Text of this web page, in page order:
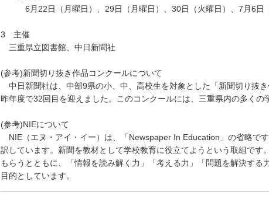
6月22日（月曜日）、29日（月曜日）、30日（火曜日）、7月6日（
3 主催
三重県立図書館、中日新聞社
(参考)新聞切り抜き作品コンクールについて
中日新聞社は、中部9県の小、中、高校生を対象とした「新聞切り抜き
昨年度で32回目を迎えました。このコンクールには、三重県内の多くの
(参考)NIEについて
NIE（エヌ・アイ・イー）は、「Newspaper In Education」の省略で
訳しています。新聞を教材として学校教育に役立てようという取組です
もらうとともに、「情報を読み解く力」「考える力」「問題を解決する
目的としています。